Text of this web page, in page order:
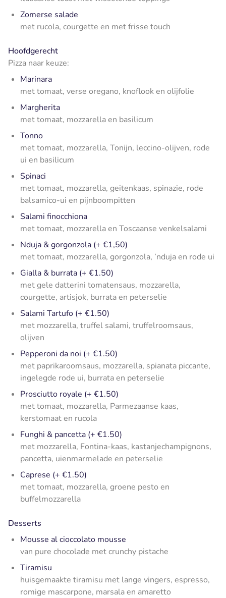
Zomerse salade
met rucola, courgette en met frisse touch
Hoofdgerecht
Pizza naar keuze:
Marinara
met tomaat, verse oregano, knoflook en olijfolie
Margherita
met tomaat, mozzarella en basilicum
Tonno
met tomaat, mozzarella, Tonijn, leccino-olijven, rode
ui en basilicum
Spinaci
met tomaat, mozzarella, geitenkaas, spinazie, rode
balsamico-ui en pijnboompitten
Salami finocchiona
met tomaat, mozzarella en Toscaanse venkelsalami
Nduja & gorgonzola (+ €1,50)
met tomaat, mozzarella, gorgonzola, ’nduja en rode ui
Gialla & burrata (+ €1.50)
met gele datterini tomatensaus, mozzarella,
courgette, artisjok, burrata en peterselie
Salami Tartufo (+ €1.50)
met mozzarella, truffel salami, truffelroomsaus,
olijven
Pepperoni da noi (+ €1.50)
met paprikaroomsaus, mozzarella, spianata piccante,
ingelegde rode ui, burrata en peterselie
Prosciutto royale (+ €1.50)
met tomaat, mozzarella, Parmezaanse kaas,
kerstomaat en rucola
Funghi & pancetta (+ €1.50)
met mozzarella, Fontina-kaas, kastanjechampignons,
pancetta, uienmarmelade en peterselie
Caprese (+ €1.50)
met tomaat, mozzarella, groene pesto en
buffelmozzarella
Desserts
Mousse al cioccolato mousse
van pure chocolade met crunchy pistache
Tiramisu
huisgemaakte tiramisu met lange vingers, espresso,
romige mascarpone, marsala en amaretto